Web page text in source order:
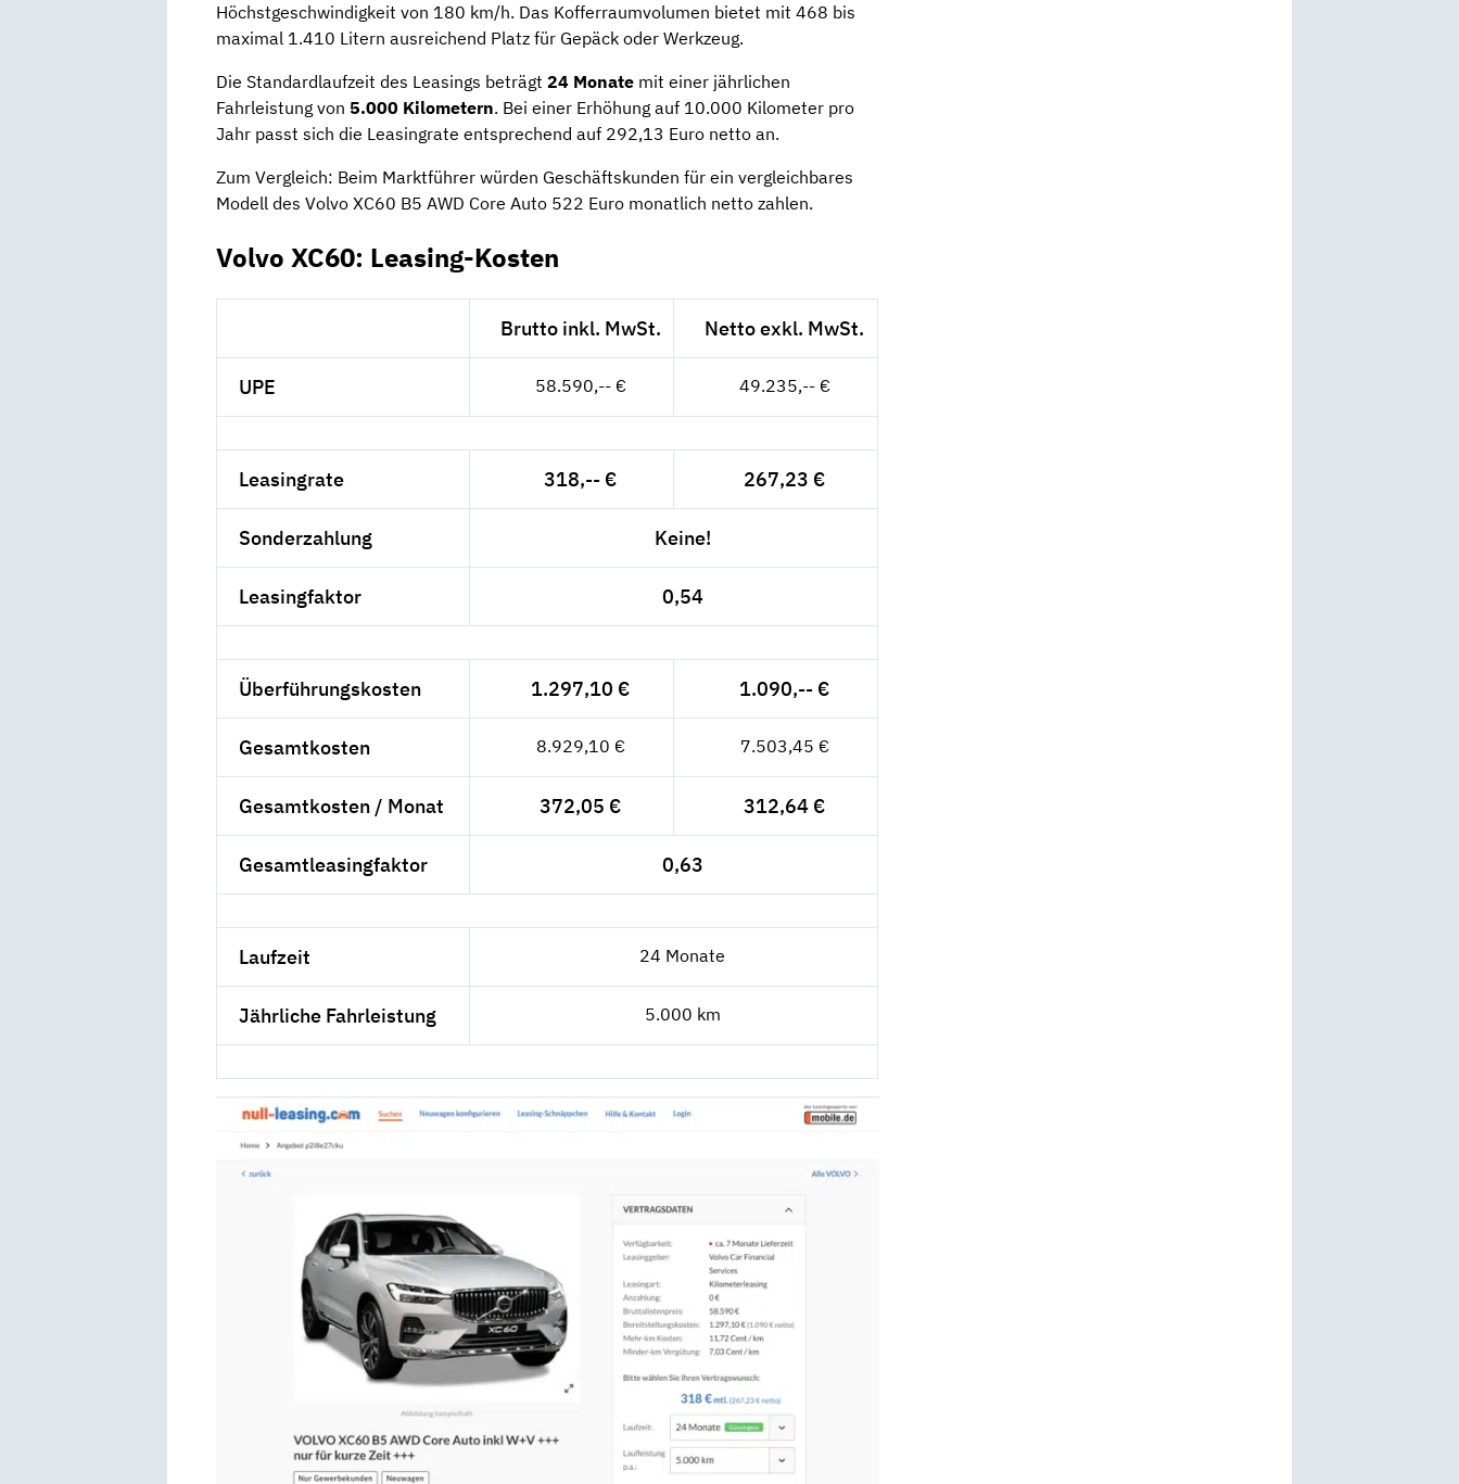
Höchstgeschwindigkeit von 180 km/h. Das Kofferraumvolumen bietet mit 468 bis
maximal 1.410 Litern ausreichend Platz für Gepäck oder Werkzeug.
Die Standardlaufzeit des Leasings beträgt 24 Monate mit einer jährlichen
Fahrleistung von 5.000 Kilometern. Bei einer Erhöhung auf 10.000 Kilometer pro
Jahr passt sich die Leasingrate entsprechend auf 292,13 Euro netto an.
Zum Vergleich: Beim Marktführer würden Geschäftskunden für ein vergleichbares
Modell des Volvo XC60 B5 AWD Core Auto 522 Euro monatlich netto zahlen.
Volvo XC60: Leasing-Kosten
Brutto inkl. MwSt. Netto exkl. MwSt.
UPE 58.590,-- € 49.235,-- €
Leasingrate 318,-- € 267,23 €
Sonderzahlung Keine!
Leasingfaktor 0,54
Überführungskosten 1.297,10 € 1.090,-- €
Gesamtkosten 8.929,10 € 7.503,45 €
Gesamtkosten / Monat 372,05 € 312,64 €
Gesamtleasingfaktor 0,63
Laufzeit 24 Monate
Jährliche Fahrleistung 5.000 km